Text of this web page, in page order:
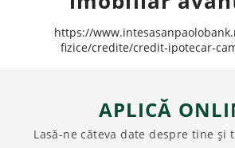
https://
fizice/credite/credit-ipotecar-
APLICĂ
Lasă-ne căteva date despre tine și